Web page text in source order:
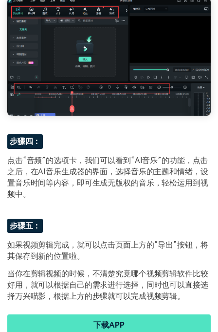
步骤四：
点击“音频”的选项卡，我们可以看到“AI音乐”的功能，点击
之后，在AI音乐生成器的界面，选择音乐的主题和情绪，设
置音乐时间等内容，即可生成无版权的音乐，轻松运用到视
频中。
步骤五：
如果视频剪辑完成，就可以点击页面上方的“导出”按钮，将
其保存到新的位置啦。
当你在剪辑视频的时候，不清楚究竟哪个视频剪辑软件比较
好用，就可以根据自己的需求进行选择，同时也可以直接选
择万兴喵影，根据上方的步骤就可以完成视频剪辑。
下载APP